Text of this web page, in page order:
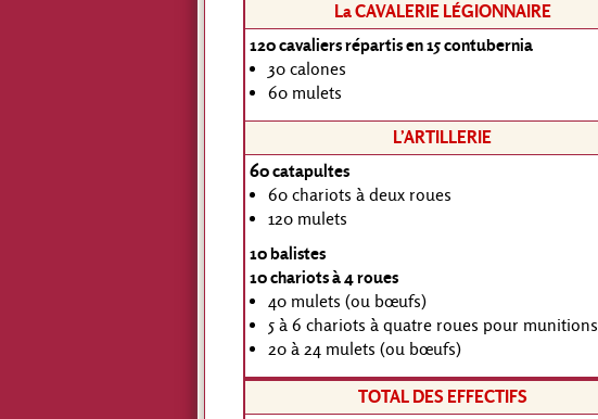
La CAVALERIE LÉGIONNAIRE
120 cavaliers répartis en 15 contubernia
30 calones
60 mulets
L’ARTILLERIE
60 catapultes
60 chariots à deux roues
120 mulets
10 balistes
10 chariots à 4 roues
40 mulets (ou bœufs)
5 à 6 chariots à quatre roues pour munitions
20 à 24 mulets (ou bœufs)
TOTAL DES EFFECTIFS